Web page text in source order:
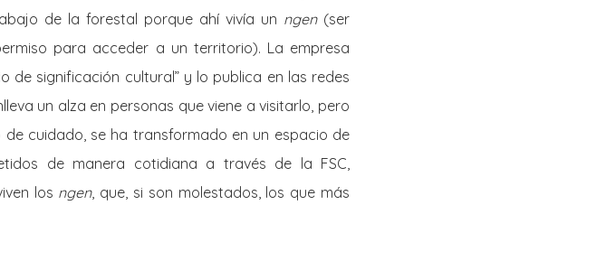
de la forestal porque ahí vivía un ngen (ser
para acceder a un territorio). La empresa
de significación cultural” y lo publica en las redes
un alza en personas que viene a visitarlo, pero
cuidado, se ha transformado en un espacio de
de manera cotidiana a través de la FSC,
los ngen, que, si son molestados, los que más